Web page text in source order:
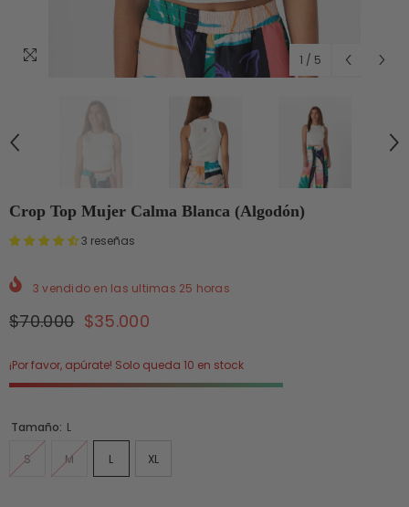
1 / 5
Crop Top Mujer Calma Blanca (Algodón)
3 reseñas
3 vendido en las ultimas 25 horas
$70.000 $35.000
¡Por favor, apúrate! Solo queda 10 en stock
Tamaño: L
S M L XL